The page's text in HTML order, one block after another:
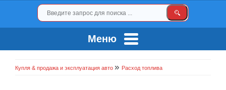
Меню
Купля & продажа и эксплуатация авто » Расход топлива